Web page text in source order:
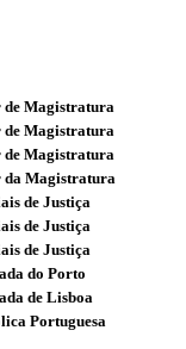
de Magistratura
de Magistratura
de Magistratura
da Magistratura
de Justiça
de Justiça
de Justiça
do Porto
de Lisboa
Portuguesa